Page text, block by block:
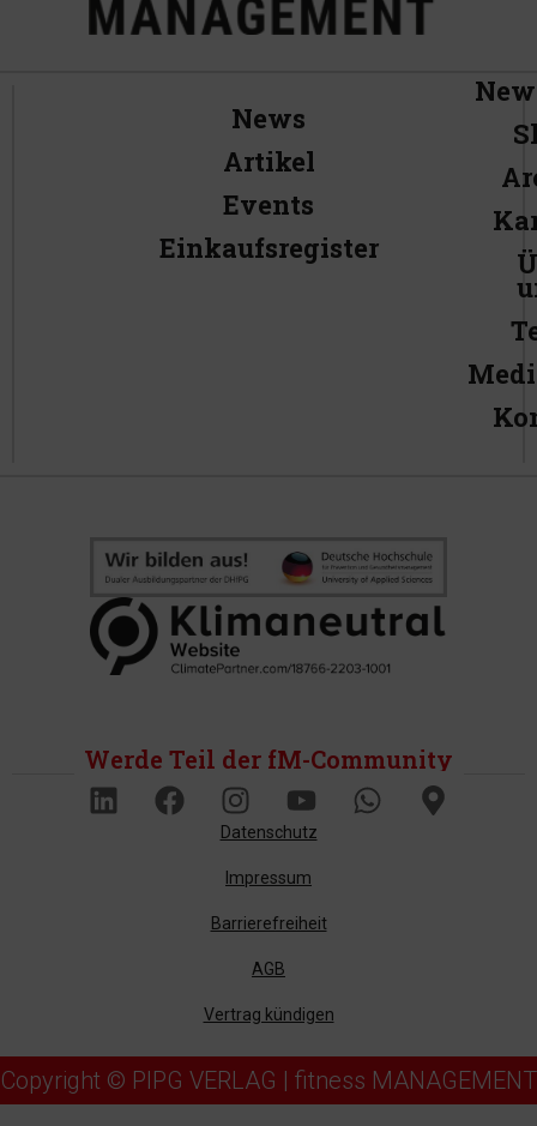
News
Artikel
Events
Einkaufsregister
Werde Teil der fM-Community
Datenschutz
Impressum
Barrierefreiheit
AGB
Vertrag kündigen
Copyright © PIPG VERLAG | fitness MANAGEMENT